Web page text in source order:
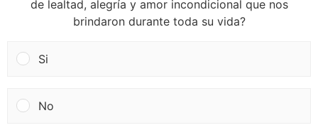
de lealtad, alegría y amor incondicional que nos
brindaron durante toda su vida?
Si
No